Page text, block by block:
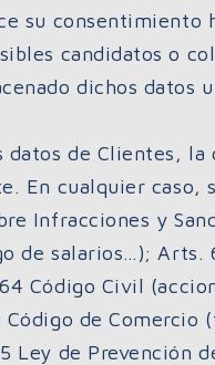
su consentimiento
candidatos o
dichos datos
datos de Clientes,
En cualquier caso,
Infracciones y
de salarios…);
Código Civil
de
Ley de Prevención